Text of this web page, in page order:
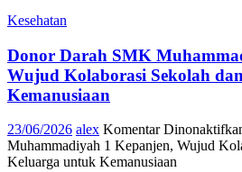
Kesehatan
Donor Darah SMK
Wujud Kolaborasi Sekolah
Kemanusiaan
23/06/2026 alex Komentar
Muhammadiyah 1 Kepanjen, Wujud
Keluarga untuk Kemanusiaan